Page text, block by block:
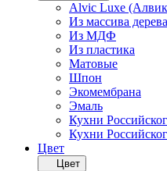
Alvic Luxe
Из массива дерева
Из МДФ
Из пластика
Матовые
Шпон
Экомембрана
Эмаль
Кухни
Кухни
Цвет
Цвет